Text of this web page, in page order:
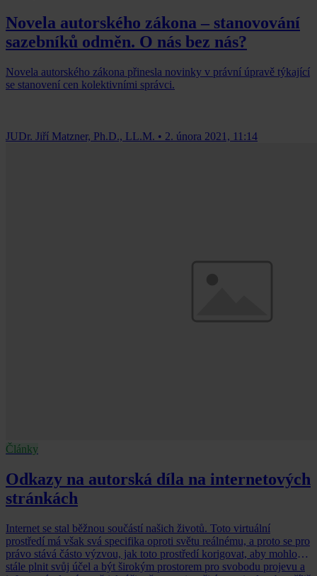
Novela autorského zákona – stanovování
sazebníků odměn. O nás bez nás?
Novela autorského zákona přinesla novinky v právní úpravě týkající
se stanovení cen kolektivními správci.
JUDr. Jiří Matzner, Ph.D., LL.M. • 2. února 2021, 11:14
Články
Odkazy na autorská díla na internetových
stránkách
Internet se stal běžnou součástí našich životů. Toto virtuální
prostředí má však svá specifika oproti světu reálnému, a proto se pro
právo stává částo výzvou, jak toto prostředí korigovat, aby mohlo
stále plnit svůj účel a být širokým prostorem pro svobodu projevu a